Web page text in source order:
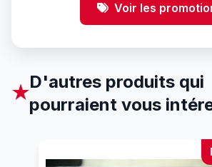
Voir les
★
D'autres produits qui
pourraient vous